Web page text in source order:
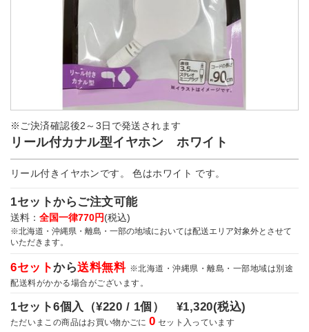
※ご決済確認後2～3日で発送されます
リール付カナル型イヤホン ホワイト
リール付きイヤホンです。 色はホワイト です。
1セットからご注文可能
送料： 全国一律770円(税込)
※北海道・沖縄県・離島・一部の地域においては配送エリア対象外とさせて
いただきます。
6セットから送料無料 ※北海道・沖縄県・離島・一部地域は別途
配送料がかかる場合がございます。
1セット6個入（¥220 / 1個） ¥1,320(税込)
ただいまこの商品はお買い物かごに0 セット入っています